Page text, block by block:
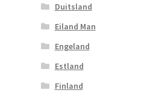
Duitsland
Eiland Man
Engeland
Estland
Finland